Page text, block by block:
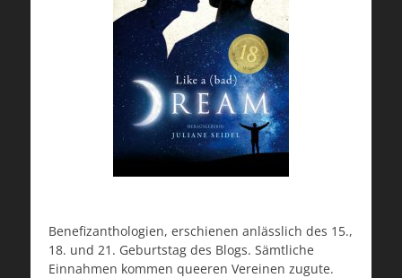
Benefizanthologien, erschienen anlässlich des 15.,
18. und 21. Geburtstag des Blogs. Sämtliche
Einnahmen kommen queeren Vereinen zugute.